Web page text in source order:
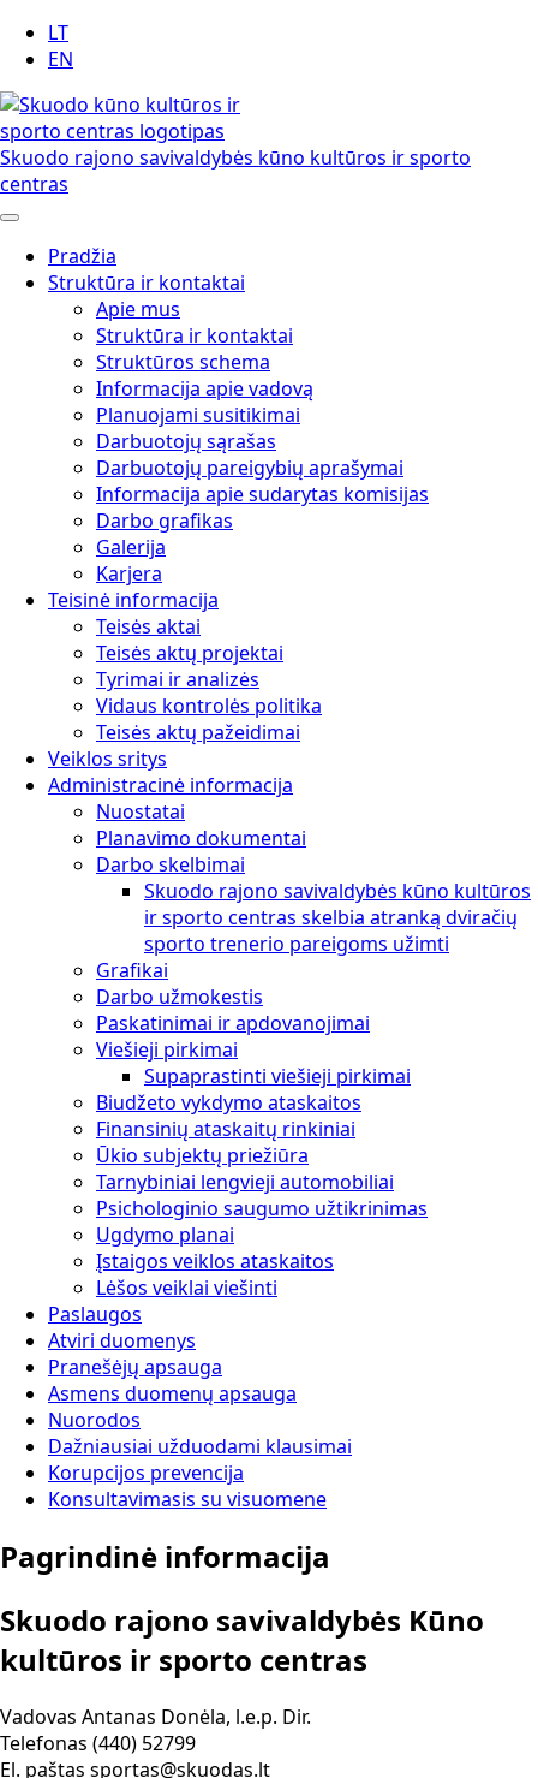
LT
EN
Skuodo rajono savivaldybės kūno kultūros ir sporto
centras
Pradžia
Struktūra ir kontaktai
Apie mus
Struktūra ir kontaktai
Struktūros schema
Informacija apie vadovą
Planuojami susitikimai
Darbuotojų sąrašas
Darbuotojų pareigybių aprašymai
Informacija apie sudarytas komisijas
Darbo grafikas
Galerija
Karjera
Teisinė informacija
Teisės aktai
Teisės aktų projektai
Tyrimai ir analizės
Vidaus kontrolės politika
Teisės aktų pažeidimai
Veiklos sritys
Administracinė informacija
Nuostatai
Planavimo dokumentai
Darbo skelbimai
Skuodo rajono savivaldybės kūno kultūros
ir sporto centras skelbia atranką dviračių
sporto trenerio pareigoms užimti
Grafikai
Darbo užmokestis
Paskatinimai ir apdovanojimai
Viešieji pirkimai
Supaprastinti viešieji pirkimai
Biudžeto vykdymo ataskaitos
Finansinių ataskaitų rinkiniai
Ūkio subjektų priežiūra
Tarnybiniai lengvieji automobiliai
Psichologinio saugumo užtikrinimas
Ugdymo planai
Įstaigos veiklos ataskaitos
Lėšos veiklai viešinti
Paslaugos
Atviri duomenys
Pranešėjų apsauga
Asmens duomenų apsauga
Nuorodos
Dažniausiai užduodami klausimai
Korupcijos prevencija
Konsultavimasis su visuomene
Pagrindinė informacija
Skuodo rajono savivaldybės Kūno
kultūros ir sporto centras
Vadovas Antanas Donėla, l.e.p. Dir.
Telefonas (440) 52799
El. paštas sportas@skuodas.lt